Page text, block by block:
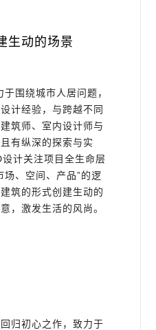
生动的场景
围绕城市人居问题，
计经验，与跨越不同
筑师、室内设计师与
有纵深的探索与实
计关注项目全生命层
场、空间、产品”的逻
筑的形式创建生动的
，激发生活的风尚。
归初心之作，致力于